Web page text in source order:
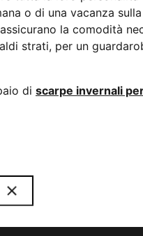
o di una vacanza
la comodità
strati, per un
di scarpe invernali